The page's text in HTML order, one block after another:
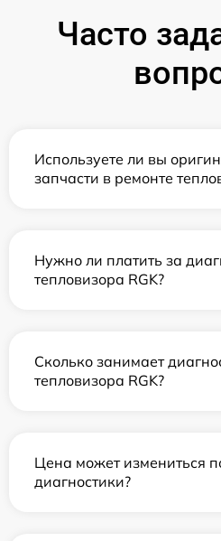
Часто
Используете ли вы
запчасти в ремонте
Нужно ли платить за
тепловизора RGK?
Сколько занимает
тепловизора RGK?
Цена может измениться
диагностики?